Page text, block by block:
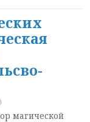
)
магической